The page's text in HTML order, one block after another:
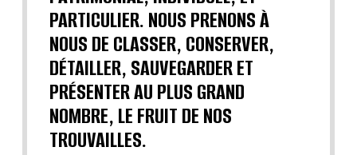
PARTICULIER. NOUS PRENONS À
NOUS DE CLASSER, CONSERVER,
DÉTAILLER, SAUVEGARDER ET
PRÉSENTER AU PLUS GRAND
NOMBRE, LE FRUIT DE NOS
TROUVAILLES.